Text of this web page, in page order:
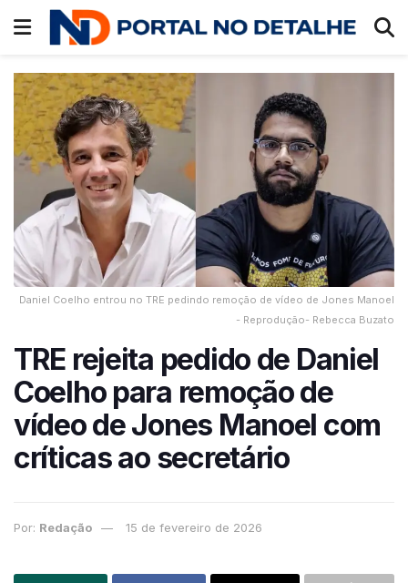
Daniel Coelho entrou no TRE pedindo remoção de vídeo de Jones Manoel
- Reprodução- Rebecca Buzato
TRE rejeita pedido de Daniel
Coelho para remoção de
vídeo de Jones Manoel com
críticas ao secretário
Por: Redação 15 de fevereiro de 2026